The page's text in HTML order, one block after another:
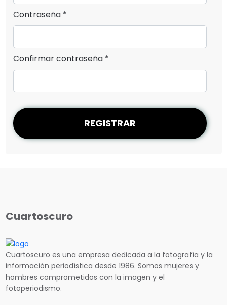
Contraseña *
Confirmar contraseña *
REGISTRAR
Cuartoscuro
Cuartoscuro es una empresa dedicada a la fotografía y la
información periodística desde 1986. Somos mujeres y
hombres comprometidos con la imagen y el
fotoperiodismo.